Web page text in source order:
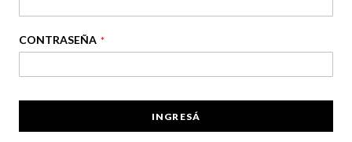
CONTRASEÑA
INGRESÁ